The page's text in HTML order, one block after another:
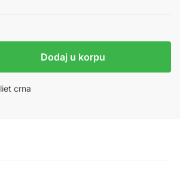
Dodaj u korpu
crna